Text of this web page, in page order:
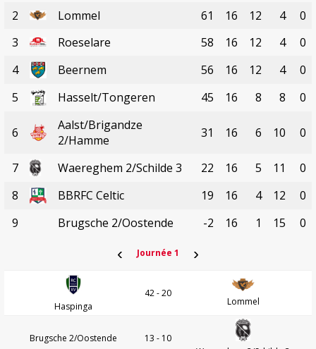
2
Lommel 61 16 12 4
0
3
Roeselare 58 16 12 4
0
4
Beernem 56 16 12 4
0
5
Hasselt/Tongeren 45 16 8 8 0
6
Aalst/Brigandze
2/Hamme
31 16 6 10 0
7 Waereghem 2/Schilde 3 22 16 5 11
0
8
BBRFC Celtic 19 16 4 12
0
9
Brugsche 2/Oostende -2 16 1 15 0
‹ Journée 1 ›
Haspinga
42 - 20
Lommel
Brugsche 2/Oostende
13 - 10